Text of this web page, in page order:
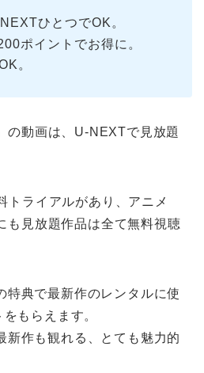
ひとつでOK。
ポイントでお得に。
。
の動画は、U-NEXTで見放題
トライアルがあり、アニメ
も見放題作品は全て無料視聴
特典で最新作のレンタルに使
もらえます。
新作も観れる、とても魅力的